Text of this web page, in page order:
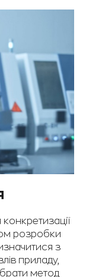
розробки
з
приладу,
метод